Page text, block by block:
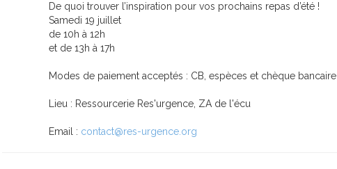
De quoi trouver l’inspiration pour vos prochains repas d’été !
Samedi 19 juillet
de 10h à 12h
et de 13h à 17h
Modes de paiement acceptés : CB, espèces et chèque bancaire
Lieu : Ressourcerie Res'urgence, ZA de l'écu
Email : contact@res-urgence.org